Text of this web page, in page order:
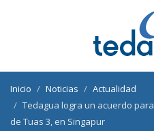
Inicio Noticias
Actualidad
Tedagua logra un acuerdo
de Tuas 3, en Singapur